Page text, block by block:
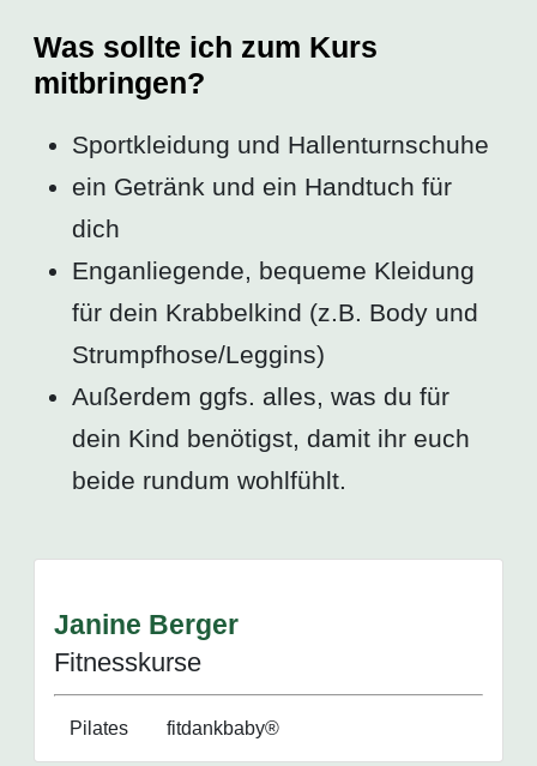
Was sollte ich zum Kurs
mitbringen?
Sportkleidung und Hallenturnschuhe
ein Getränk und ein Handtuch für
dich
Enganliegende, bequeme Kleidung
für dein Krabbelkind (z.B. Body und
Strumpfhose/Leggins)
Außerdem ggfs. alles, was du für
dein Kind benötigst, damit ihr euch
beide rundum wohlfühlt.
Janine Berger
Fitnesskurse
Pilates fitdankbaby®